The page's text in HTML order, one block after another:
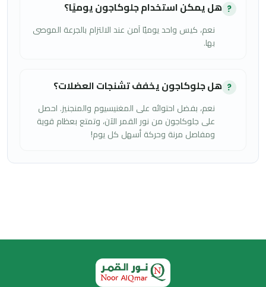
? هل يمكن استخدام جلوكاجون يوميًا؟
نعم، كيس واحد يوميًا آمن عند الالتزام بالجرعة الموصى
بها.
? هل جلوكاجون يخفف تشنجات العضلات؟
نعم، بفضل احتوائه على المغنيسيوم والمنجنيز. احصل
على جلوكاجون من نور القمر الآن، وتمتع بعظام قوية
ومفاصل مرنة وحركة أسهل كل يوم!